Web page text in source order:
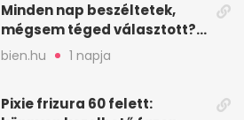
Minden nap beszéltetek,
mégsem téged választott?
Ez az érzelmi csapda
bien.hu 1 napja
Pixie frizura 60 felett: